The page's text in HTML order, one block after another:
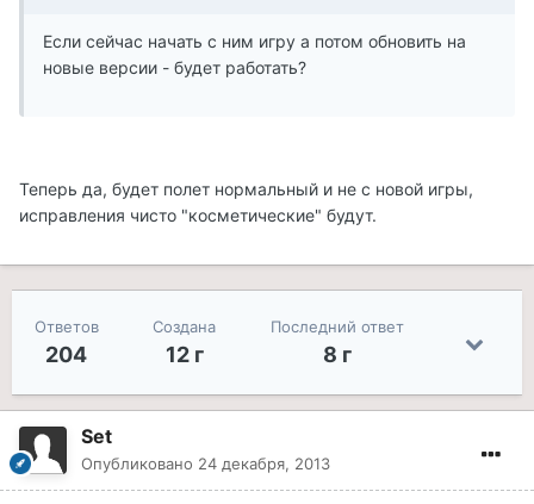
Если сейчас начать с ним игру а потом обновить на
новые версии - будет работать?
Теперь да, будет полет нормальный и не с новой игры,
исправления чисто "косметические" будут.
Ответов
204
Создана
12 г
Последний ответ
8 г
Set
Опубликовано 24 декабря, 2013